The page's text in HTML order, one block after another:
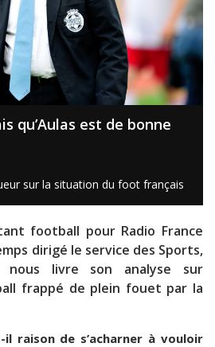
qu’Aulas est de bonne
sur la situation du foot français
football pour Radio France
dirigé le service des Sports,
nous livre son analyse sur
frappé de plein fouet par la
il raison de s’acharner à vouloir